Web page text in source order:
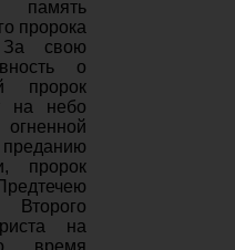
память
пророка
свою
о
пророк
на небо
пророк
на